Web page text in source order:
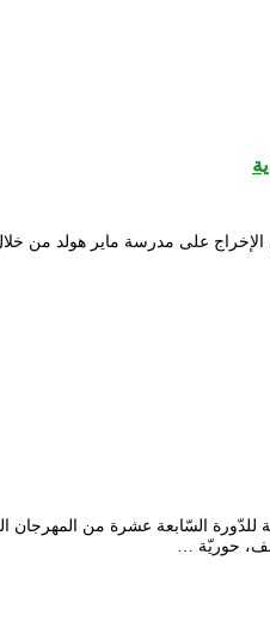
على مدرسة ماير هولد من
للدّورة السّابعة عشرة من
حوريّة …